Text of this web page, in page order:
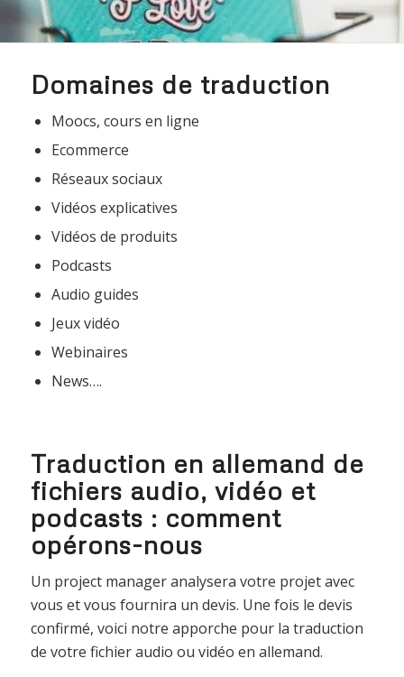
Domaines de traduction
Moocs, cours en ligne
Ecommerce
Réseaux sociaux
Vidéos explicatives
Vidéos de produits
Podcasts
Audio guides
Jeux vidéo
Webinaires
News….
Traduction en allemand de
fichiers audio, vidéo et
podcasts : comment
opérons-nous
Un project manager analysera votre projet avec
vous et vous fournira un devis. Une fois le devis
confirmé, voici notre apporche pour la traduction
de votre fichier audio ou vidéo en allemand.